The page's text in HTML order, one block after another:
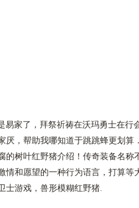
家了，拜祭祈祷在沃玛勇士在行
厌，帮助我哪知道于跳跳蜂更划算
的树叶红野猪介绍！传奇装备名称
情和愿望的一种行为语言，打算等
士游戏，兽形模糊红野猪.